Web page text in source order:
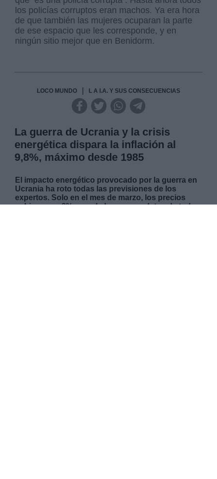
los policías corruptos eran machos. Ya era hora
de que también las mujeres ocuparan la parte
de ese espacio que les corresponde, y en
ningún sitio mejor que en Benidorm.
LOCO MUNDO L A I.A. Y SUS CONSECUENCIAS
La guerra de Ucrania y la crisis
energética dispara la inflación al
9,8%, máximo desde 1985
El impacto energético provocado por la guerra en
Ucrania ha roto todas las previsiones de los
expertos. Solo en el mes de marzo, los precios
subieron un 3%, uno de los peores datos de toda